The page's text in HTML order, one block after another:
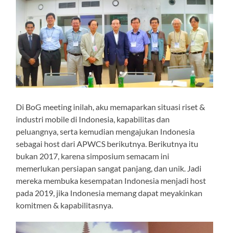
Di BoG meeting inilah, aku memaparkan situasi riset &
industri mobile di Indonesia, kapabilitas dan
peluangnya, serta kemudian mengajukan Indonesia
sebagai host dari APWCS berikutnya. Berikutnya itu
bukan 2017, karena simposium semacam ini
memerlukan persiapan sangat panjang, dan unik. Jadi
mereka membuka kesempatan Indonesia menjadi host
pada 2019, jika Indonesia memang dapat meyakinkan
komitmen & kapabilitasnya.